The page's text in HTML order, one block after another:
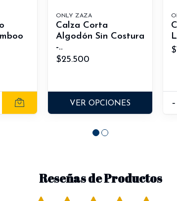
ONLY ZAZA
Calza Corta
Algodón Sin Costura
-..
$25.500
VER OPCIONES -
Reseñas de Productos